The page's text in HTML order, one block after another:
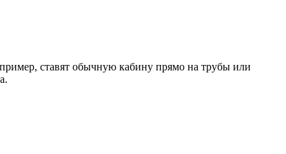
ставят обычную кабину прямо на трубы или